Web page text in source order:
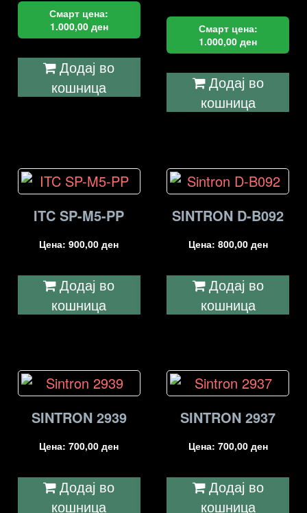
Смарт цена:
1.000,00 ден
Додај во
кошница
Смарт цена:
1.000,00ден
Додај во
кошница
ITC SP-M5-PP
Цена:900,00ден
Додај во
кошница
SINTRON D-B092
Цена: 800,00 ден
Додај во
кошница
SINTRON 2939
Цена:700,00ден
Додај во
кошница
SINTRON 2937
Цена: 700,00 ден
Додај во
кошница